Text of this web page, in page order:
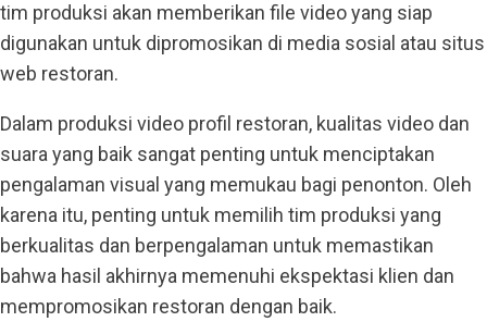
tim produksi akan memberikan file video yang siap
digunakan untuk dipromosikan di media sosial atau situs
web restoran.
Dalam produksi video profil restoran, kualitas video dan
suara yang baik sangat penting untuk menciptakan
pengalaman visual yang memukau bagi penonton. Oleh
karena itu, penting untuk memilih tim produksi yang
berkualitas dan berpengalaman untuk memastikan
bahwa hasil akhirnya memenuhi ekspektasi klien dan
mempromosikan restoran dengan baik.